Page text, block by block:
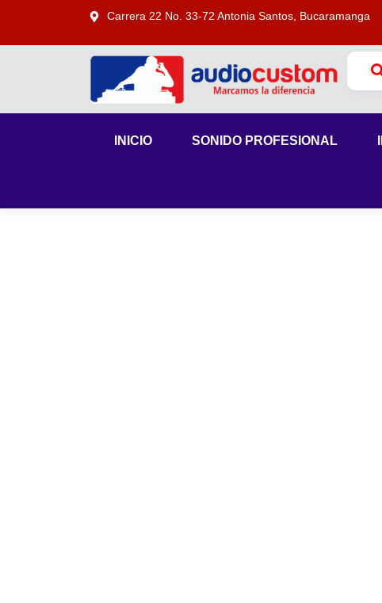
Carrera 22 No. 33-72 Antonia Santos, Bucaramanga
INICIO SONIDO PROFESIONAL